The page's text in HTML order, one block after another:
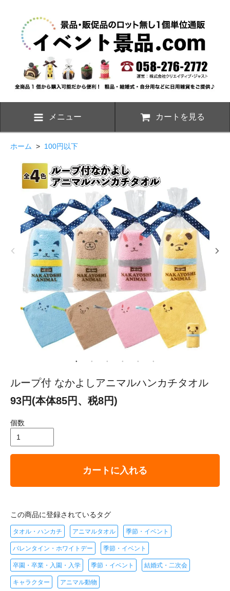
メニュー カートを見る
ホーム > 100円以下
ループ付 なかよしアニマルハンカチタオル
93円(本体85円、税8円)
個数
カートに入れる
この商品に登録されているタグ
タオル・ハンカチ アニマルタオル 季節・イベント
バレンタイン・ホワイトデー 季節・イベント
卒園・卒業・入園・入学 季節・イベント 結婚式・二次会
キャラクター アニマル動物